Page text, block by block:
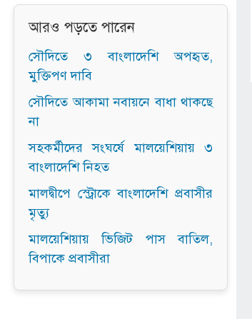
আরও পড়তে পারেন
সৌদিতে ৩ বাংলাদেশি অপহৃত,
মুক্তিপণ দাবি
সৌদিতে আকামা নবায়নে বাধা থাকছে
না
সহকর্মীদের সংঘর্ষে মালয়েশিয়ায় ৩
বাংলাদেশি নিহত
মালদ্বীপে স্ট্রোকে বাংলাদেশি প্রবাসীর
মৃত্যু
মালয়েশিয়ায় ভিজিট পাস বাতিল,
বিপাকে প্রবাসীরা